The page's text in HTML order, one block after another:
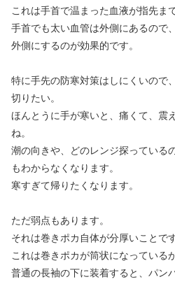
これは手首で温まった血液が指先ま
手首でも太い血管は外側にあるので
外側にするのが効果的です。
特に手先の防寒対策はしにくいので
切りたい。
ほんとうに手が寒いと、痛くて、震
ね。
潮の向きや、どのレンジ探っている
もわからなくなります。
寒すぎて帰りたくなります。
ただ弱点もあります。
それは巻きポカ自体が分厚いことです
これは巻きポカが筒状になっているか
普通の長袖の下に装着すると、パン